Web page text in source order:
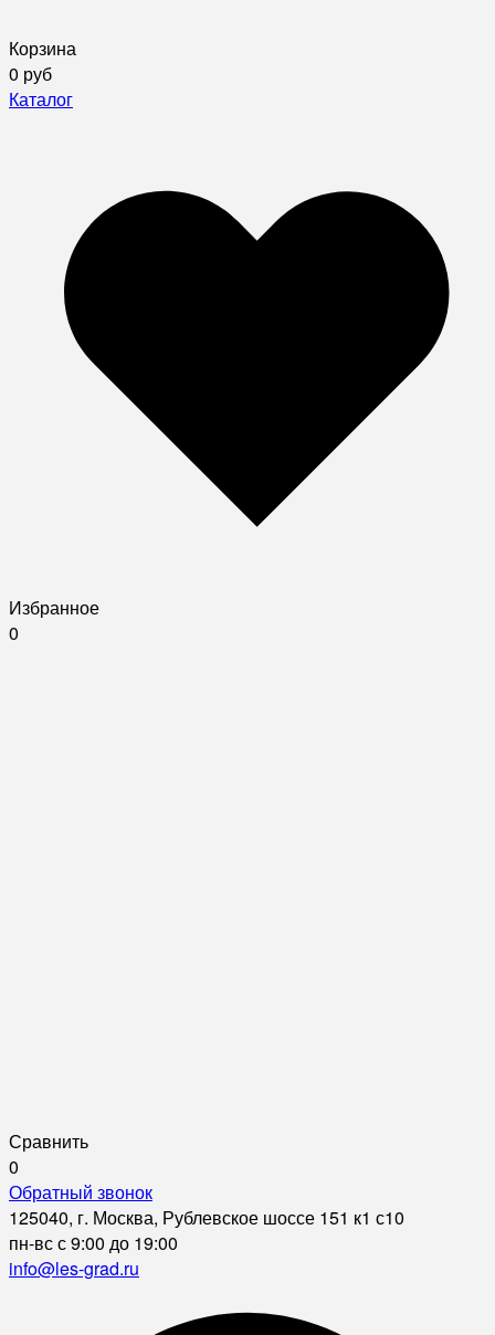
Корзина
0 руб
Каталог
Избранное
0
Сравнить
0
Обратный звонок
125040, г. Москва, Рублевское шоссе 151 к1 с10
пн-вс с 9:00 до 19:00
info@les-grad.ru